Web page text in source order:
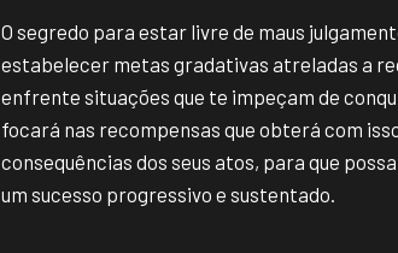
O segredo para estar livre de maus
estabelecer metas gradativas atreladas a
enfrente situações que te impeçam de
focará nas recompensas que obterá com
consequências dos seus atos, para que
um sucesso progressivo e sustentado.